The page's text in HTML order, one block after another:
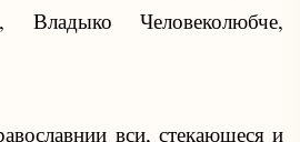
Владыко Человеколюбче,
вси, стекающеся и